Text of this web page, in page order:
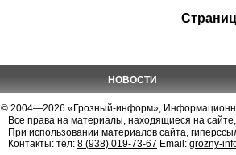
НОВОСТИ
© 2004—2026 «Грозный-информ»,
Все права на материалы, находящиеся на
При использовании материалов сайта,
Контакты: тел: 8 (938) 019-73-67 Email: grozny-